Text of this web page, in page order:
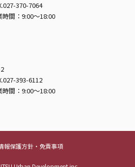
370-7064
間：9:00～18:00
393-6112
間：9:00～18:00
報保護方針・免責事項